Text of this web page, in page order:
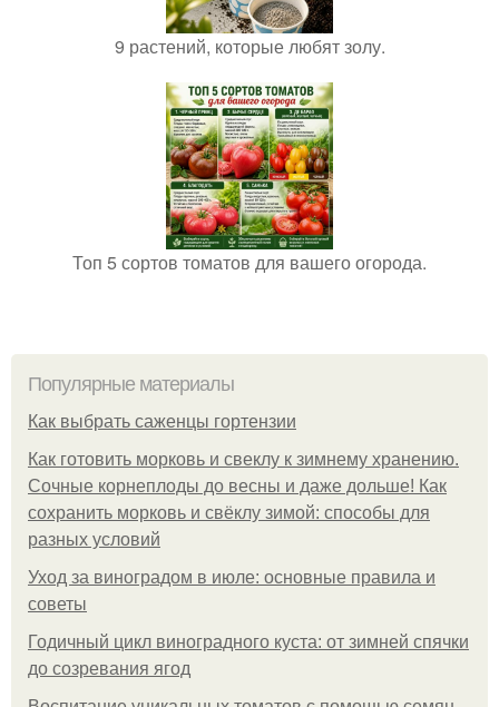
9 растений, которые любят золу.
Топ 5 сортов томатов для вашего огорода.
Популярные материалы
Как выбрать саженцы гортензии
Как готовить морковь и свеклу к зимнему хранению.
Сочные корнеплоды до весны и даже дольше! Как
сохранить морковь и свёклу зимой: способы для
разных условий
Уход за виноградом в июле: основные правила и
советы
Годичный цикл виноградного куста: от зимней спячки
до созревания ягод